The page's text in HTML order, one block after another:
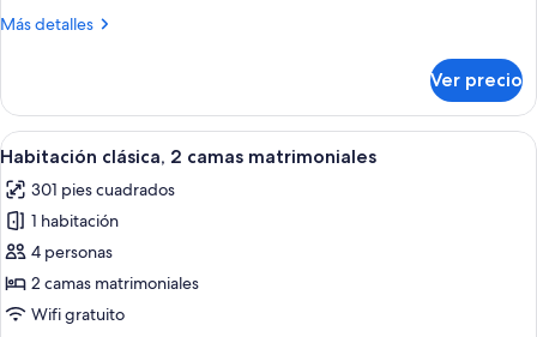
2
size
Más detalles
Más
de
lujo,
2
Queen
size
Ver precio
Abrir
todas
las
fotos
de
Habitación
clásica,
Habitación de hotel con dos camas,
5
Habitación clásica, 2 camas matrimoniales
301 pies cuadrados
1 habitación
4 personas
2 camas matrimoniales
Wifi gratuito